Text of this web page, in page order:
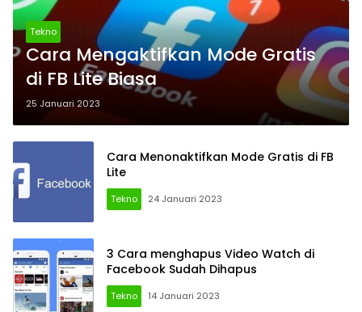
Tekno
Cara Mengaktifkan Mode Gratis
di FB Lite Biasa
25 Januari 2023
Cara Menonaktifkan Mode Gratis di FB
Lite
Tekno 24 Januari 2023
3 Cara menghapus Video Watch di
Facebook Sudah Dihapus
Tekno 14 Januari 2023